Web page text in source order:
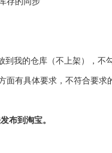
到我的仓库（不上架），不
面有具体要求，不符合要
布到淘宝。